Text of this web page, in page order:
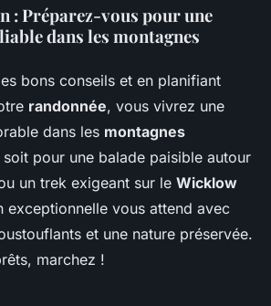
: Préparez-vous pour une
dans les montagnes
bons conseils et en planifiant
randonnée, vous vivrez une
dans les montagnes
soit pour une balade paisible autour
un trek exigeant sur le Wicklow
exceptionnelle vous attend avec
et une nature préservée.
marchez !